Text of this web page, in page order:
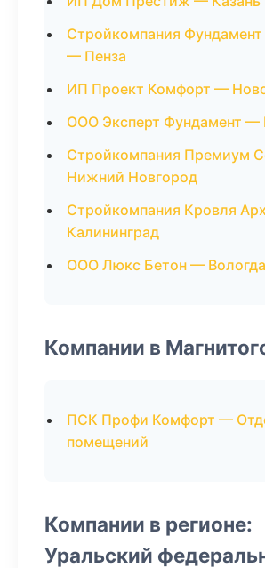
Стройкомпания Фундамент
— Пенза
ИП Проект Комфорт —
ООО Эксперт Фундамент —
Стройкомпания Премиум
Нижний Новгород
Стройкомпания Кровля
Калининград
ООО Люкс Бетон — Вологда
Компании в
ПСК Профи Комфорт —
помещений
Компании в регионе:
Уральский